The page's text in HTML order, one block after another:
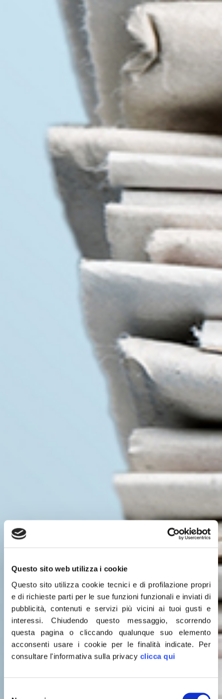
Questo sito web utilizza i cookie
Questo sito utilizza cookie tecnici e di profilazione propri
e di richieste parti per le sue funzioni funzionali e inviati di
pubblicità, contenuti e servizi più vicini ai tuoi gusti e
interessi.Chiudendo questo messaggio, scorrendo
questa pagina o cliccando qualunque suo elemento
acconsenti usare i cookie per le finalità indicate. Per
consultare l'informativa sulla privacy clicca qui